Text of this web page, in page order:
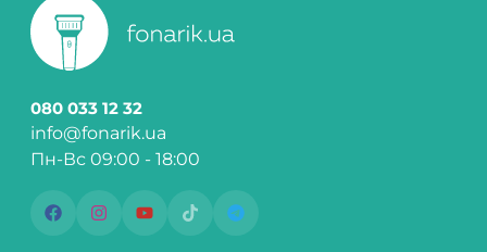
080 033 12 32
info@fonarik.ua
Пн-Вс 09:00 - 18:00